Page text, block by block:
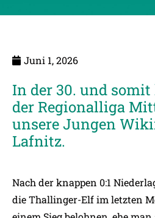
Juni 1, 2026
In der 30. und
der Regionalliga
unsere Jungen
Lafnitz.
Nach der knappen 0:1
die Thallinger-Elf im letzten